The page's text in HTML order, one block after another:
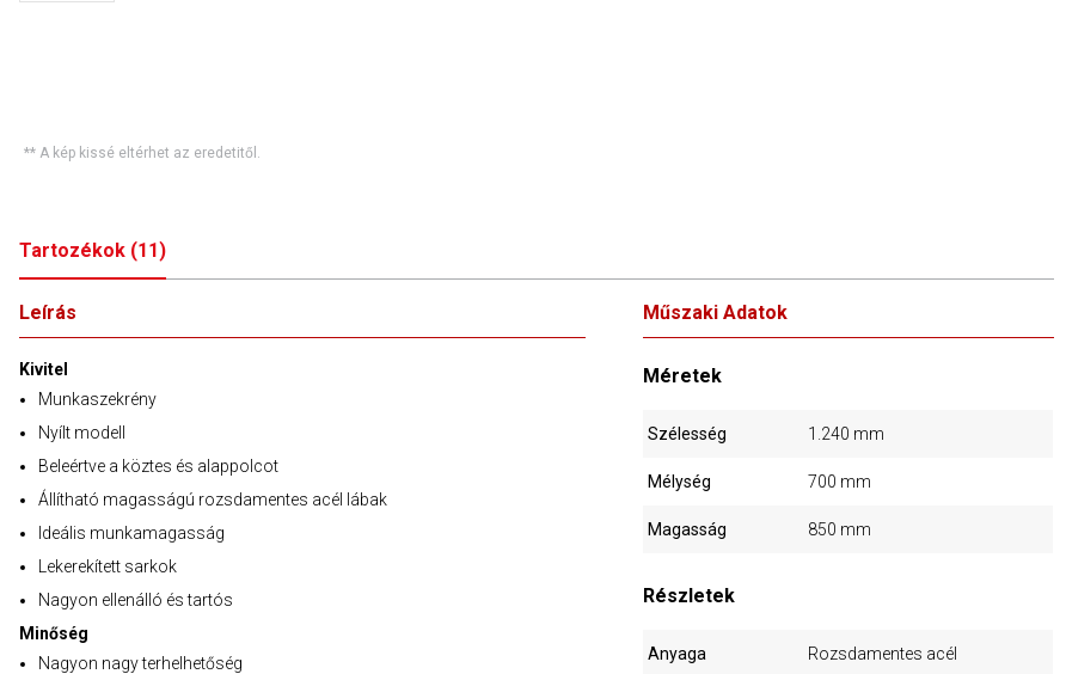
** A kép kissé eltérhet az eredetitől.
Tartozékok (11)
Leírás
Kivitel
Munkaszekrény
Nyílt modell
Beleértve a köztes és alappolcot
Állítható magasságú rozsdamentes acél lábak
Ideális munkamagasság
Lekerekített sarkok
Nagyon ellenálló és tartós
Minőség
Nagyon nagy terhelhetőség
Műszaki Adatok
Méretek
Szélesség 1.240 mm
Mélység 700 mm
Magasság 850 mm
Részletek
Anyaga Rozsdamentes acél